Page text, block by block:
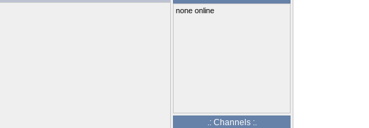
none online
.: Channels :.